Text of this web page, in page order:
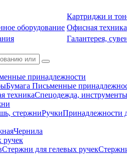
Картриджи и
оборудование Офисная техника
Галантерея,
принадлежности
Бумага Письменные
техникаСпецодежда, инструменты
стержниРучкиПринадлежности
Чернила
ручек
Стержни для гелевых ручек